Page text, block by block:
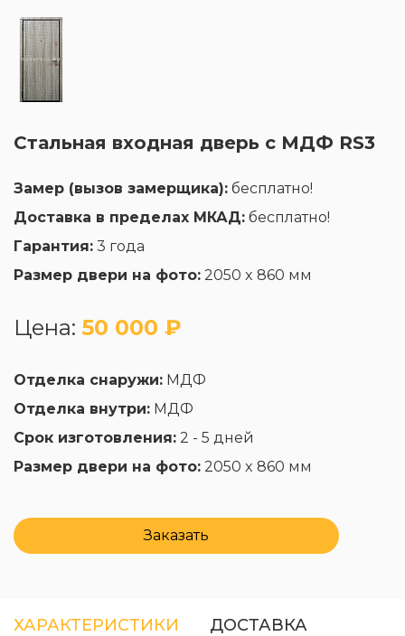
Стальная входная дверь с МДФ RS3
Замер (вызов замерщика): бесплатно!
Доставка в пределах МКАД: бесплатно!
Гарантия: 3 года
Размер двери на фото: 2050 x 860 мм
Цена: 50 000 ₽
Отделка снаружи: МДФ
Отделка внутри: МДФ
Срок изготовления: 2 - 5 дней
Размер двери на фото: 2050 x 860 мм
Заказать
ХАРАКТЕРИСТИКИ ДОСТАВКА